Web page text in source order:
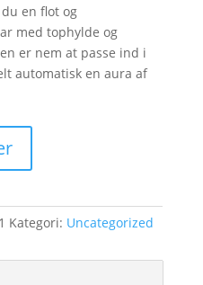
en flot og
med tophylde og
er nem at passe ind i
automatisk en aura af
Kategori: Uncategorized